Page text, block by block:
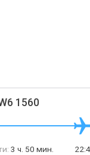
1560
3 ч. 50 мин.